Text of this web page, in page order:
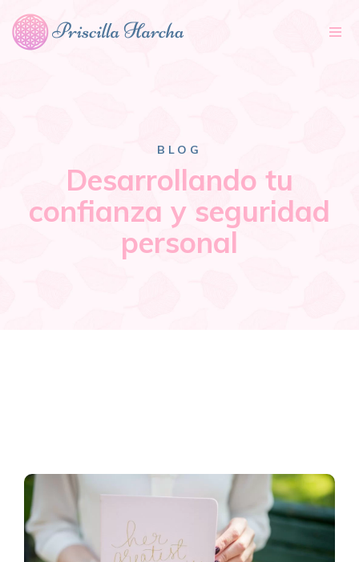
BLOG
Desarrollando tu
confianza y seguridad
personal